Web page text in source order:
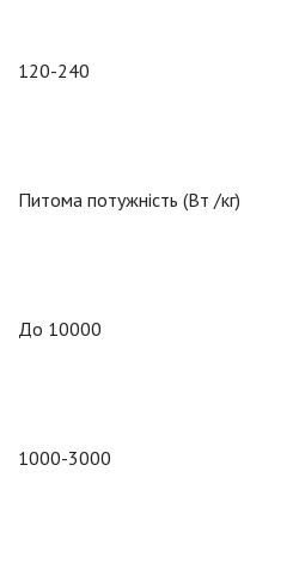
120-240
Питома потужність (Вт /кг)
До 10000
1000-3000